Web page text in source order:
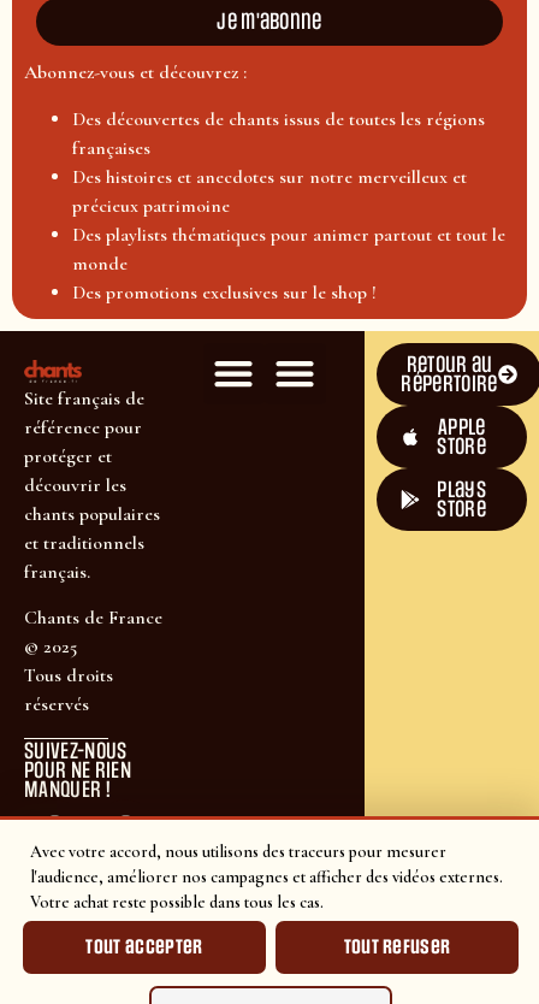
Avec votre accord, nous utilisons des traceurs pour mesurer
l'audience, améliorer nos campagnes et afficher des vidéos externes.
Votre achat reste possible dans tous les cas.
Tout accepter Tout refuser
Je m'abonne
Abonnez-vous et découvrez :
Des découvertes de chants issus de toutes les régions
françaises
Des histoires et anecdotes sur notre merveilleux et
précieux patrimoine
Des playlists thématiques pour animer partout et tout le
monde
Des promotions exclusives sur le shop !
Site français de
référence pour
protéger et
découvrir les
chants populaires
et traditionnels
français.
Chants de France
© 2025
Tous droits
réservés
SUIVEZ-NOUS
POUR NE RIEN
MANQUER !
Retour au
répertoire
Apple
Store
plays
store